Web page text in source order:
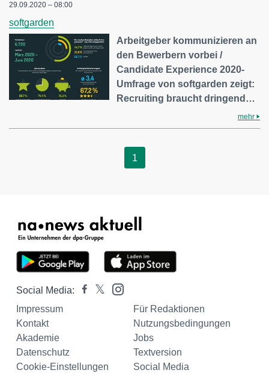
29.09.2020 – 08:00
softgarden
Arbeitgeber kommunizieren an
den Bewerbern vorbei /
Candidate Experience 2020-
Umfrage von softgarden zeigt:
Recruiting braucht dringend…
mehr
1
Social Media:
Impressum
Für Redaktionen
Kontakt
Nutzungsbedingungen
Akademie
Jobs
Datenschutz
Textversion
Cookie-Einstellungen
Social Media